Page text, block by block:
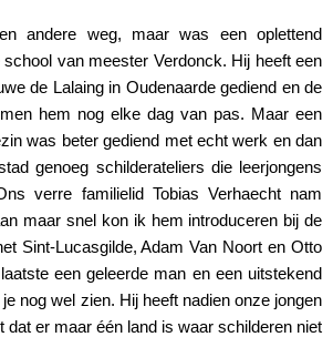
andere weg, maar was een oplettend
school van meester Verdonck. Hij heeft een
de Lalaing in Oudenaarde gediend en de
hem nog elke dag van pas. Maar een
was beter gediend met echt werk en dan
genoeg schilderateliers die leerjongens
verre familielid Tobias Verhaecht nam
maar snel kon ik hem introduceren bij de
Sint-Lucasgilde, Adam Van Noort en Otto
een geleerde man en een uitstekend
nog wel zien. Hij heeft nadien onze jongen
dat er maar één land is waar schilderen niet